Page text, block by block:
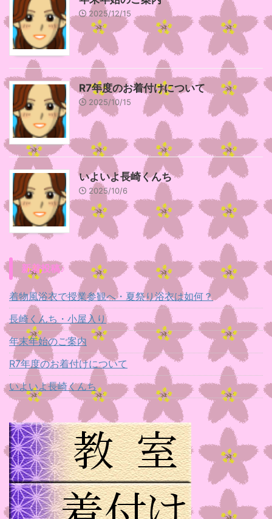
2025/12/15
R7年度のお着付けについて
2025/10/15
いよいよ長崎くんち
2025/10/6
新着投稿♪
着物風浴衣で授業参観へ・夏祭り浴衣は如何？
長崎くんち・小屋入り
年末年始のご案内
R7年度のお着付けについて
いよいよ長崎くんち